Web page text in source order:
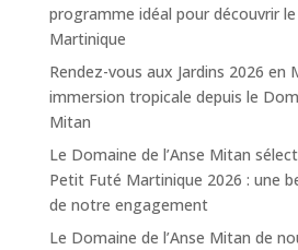
programme idéal pour découvrir le
Martinique
Rendez-vous aux Jardins 2026 en
immersion tropicale depuis le
Mitan
Le Domaine de l’Anse Mitan
Petit Futé Martinique 2026 : une
de notre engagement
Le Domaine de l’Anse Mitan de